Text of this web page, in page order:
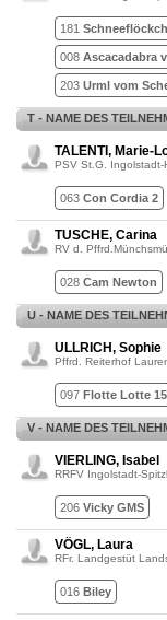
181
008 Ascacadabra
203 Urml vom
T - NAME DES
TALENTI, Marie-
PSV St.G. Ingolstadt-
063 Con Cordia 2
TUSCHE, Carina
RV d.
028 Cam Newton
U - NAME DES
ULLRICH, Sophie
Pffrd. Reiterhof
097 Flotte Lotte 15
V - NAME DES
VIERLING, Isabel
RRFV Ingolstadt-
206 Vicky GMS
VÖGL, Laura
RFr. Landgestüt
016 Biley